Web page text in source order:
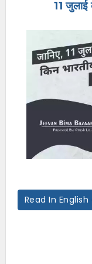
11 जुलाई
Read In English